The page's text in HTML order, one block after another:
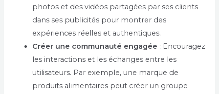
photos et des vidéos partagées par ses clients
dans ses publicités pour montrer des
expériences réelles et authentiques.
Créer une communauté engagée : Encouragez
les interactions et les échanges entre les
utilisateurs. Par exemple, une marque de
produits alimentaires peut créer un groupe